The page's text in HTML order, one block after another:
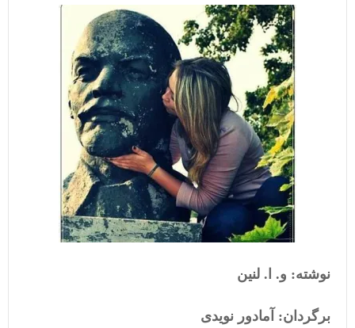
نوشته: و. ا. لنین
برگردان: آمادور نویدی